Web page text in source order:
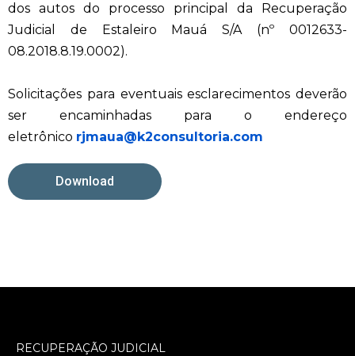
dos autos do processo principal da Recuperação
Judicial de Estaleiro Mauá S/A (nº 0012633-
08.2018.8.19.0002).
Solicitações para eventuais esclarecimentos deverão
ser encaminhadas para o endereço
eletrônico rjmaua@k2consultoria.com
Download
RECUPERAÇÃO JUDICIAL